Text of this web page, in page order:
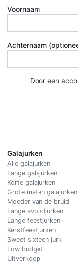
Voornaam
Achternaam
Door een
Galajurken
Alle galajurken
Lange galajurken
Korte galajurken
Grote maten galajurken
Moeder van de bruid
Lange avondjurken
Lange feestjurken
Kerstfeestjurken
Sweet sixteen jurk
Low budget
Uitverkoop